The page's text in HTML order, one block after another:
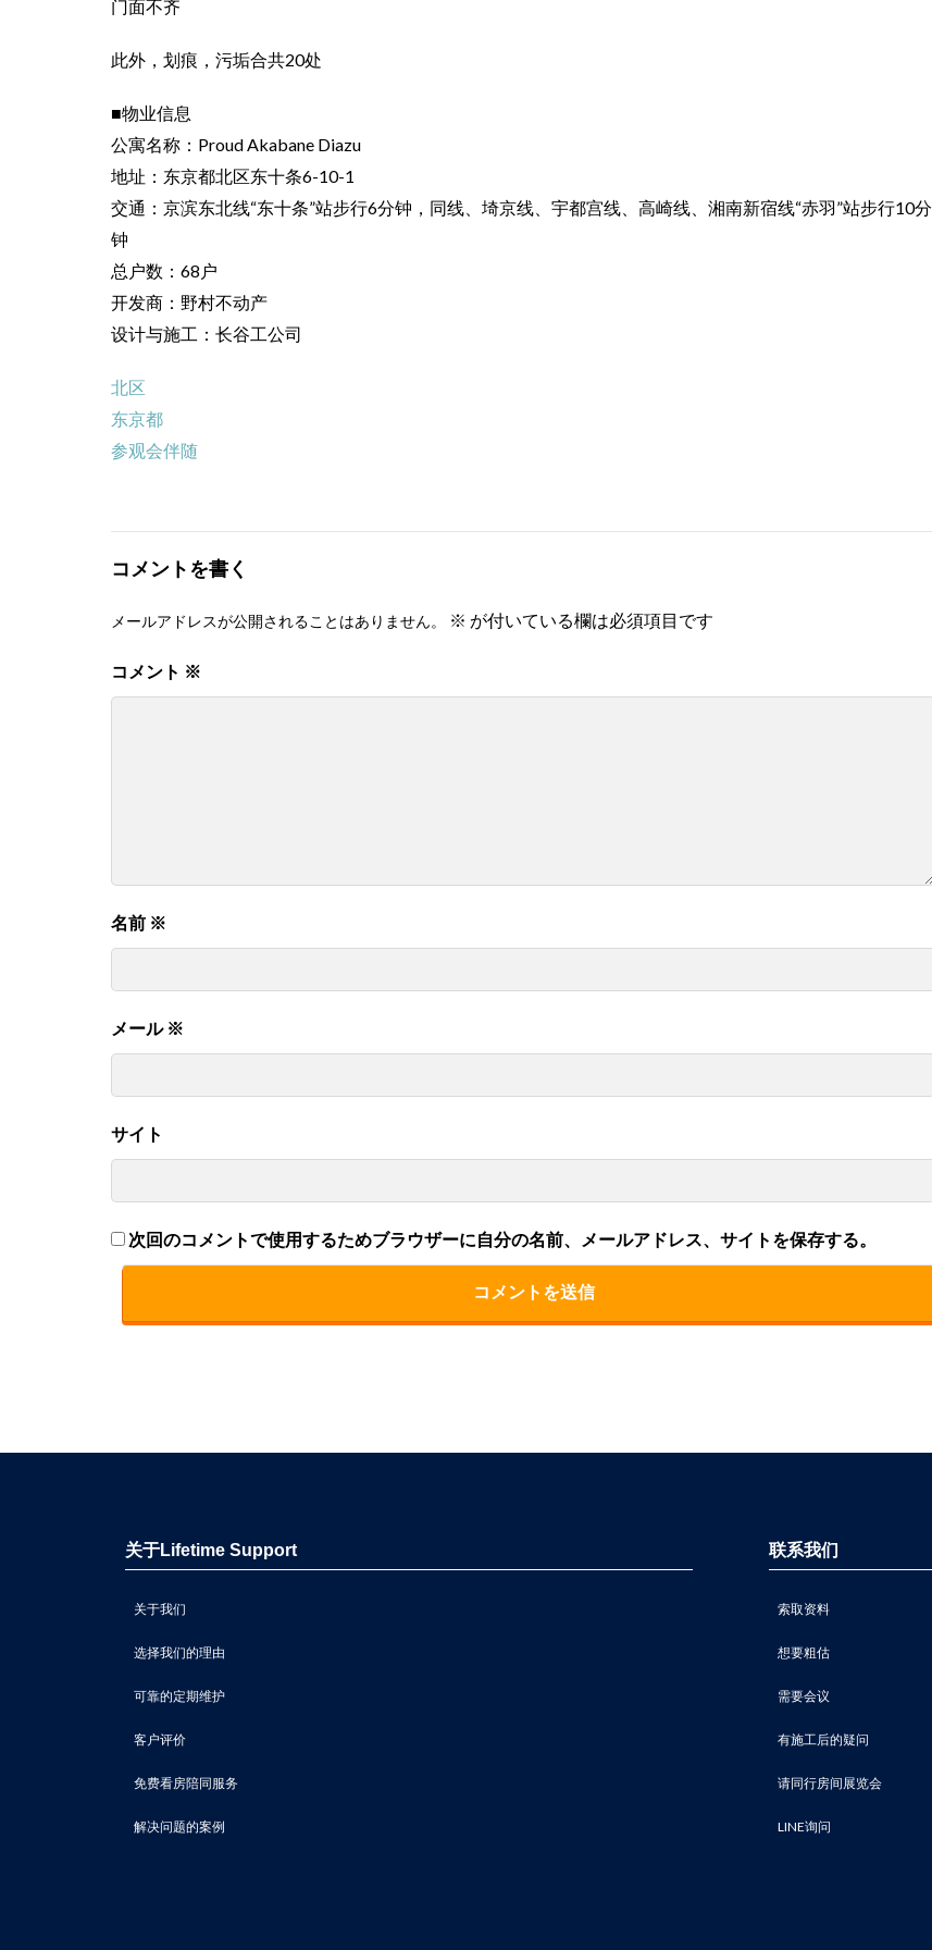
门面不齐
此外，划痕，污垢合共20处
■物业信息
公寓名称：Proud Akabane Diazu
地址：东京都北区东十条6-10-1
交通：京滨东北线“东十条”站步行6分钟，同线、埼京线、宇都宫线、高崎线、湘南新宿线“赤羽”站步行10分
钟
总户数：68户
开发商：野村不动产
设计与施工：长谷工公司
北区
东京都
参观会伴随
コメントを書く
メールアドレスが公開されることはありません。 ※ が付いている欄は必須項目です
コメント ※
名前 ※
メール ※
サイト
次回のコメントで使用するためブラウザーに自分の名前、メールアドレス、サイトを保存する。
关于Lifetime Support
关于我们
选择我们的理由
可靠的定期维护
客户评价
免费看房陪同服务
解决问题的案例
联系我们
索取资料
想要粗估
需要会议
有施工后的疑问
请同行房间展览会
LINE询问